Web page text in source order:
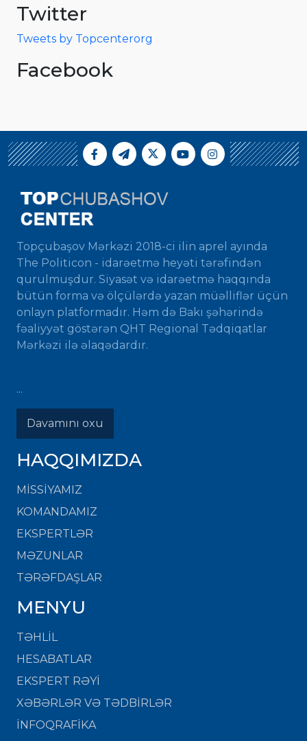
Twitter
Tweets by Topcenterorg
Facebook
Topçubaşov Mərkəzi 2018-ci ilin aprel ayında
The Politicon - idarəetmə heyəti tərəfindən
qurulmuşdur. Siyasət və idarəetmə haqqında
bütün forma və ölçülərdə yazan müəlliflər üçün
onlayn platformadır. Həm də Bakı şəhərində
fəaliyyət göstərən QHT Regional Tədqiqatlar
Mərkəzi ilə əlaqədardır.
...
Davamını oxu
HAQQIMIZDA
MISSIYAMIZ
KOMANDAMIZ
EKSPERTLƏR
MƏZUNLAR
TƏRƏFDAŞLAR
MENYU
TƏHLİL
HESABATLAR
EKSPERT RƏYİ
XƏBƏRLƏR VƏ TƏDBİRLƏR
İNFOQRAFİKA